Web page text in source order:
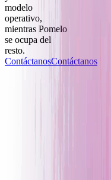
modelo
operativo,
mientras Pomelo
se ocupa del
resto.
ContáctanosContáctanos